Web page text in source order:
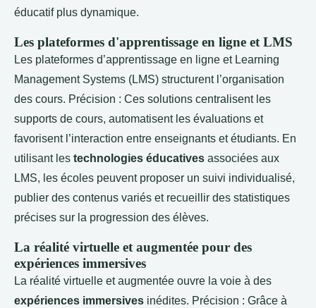
éducatif plus dynamique.
Les plateformes d'apprentissage en ligne et LMS
Les plateformes d’apprentissage en ligne et Learning
Management Systems (LMS) structurent l’organisation
des cours. Précision : Ces solutions centralisent les
supports de cours, automatisent les évaluations et
favorisent l’interaction entre enseignants et étudiants. En
utilisant les technologies éducatives associées aux
LMS, les écoles peuvent proposer un suivi individualisé,
publier des contenus variés et recueillir des statistiques
précises sur la progression des élèves.
La réalité virtuelle et augmentée pour des
expériences immersives
La réalité virtuelle et augmentée ouvre la voie à des
expériences immersives inédites. Précision : Grâce à